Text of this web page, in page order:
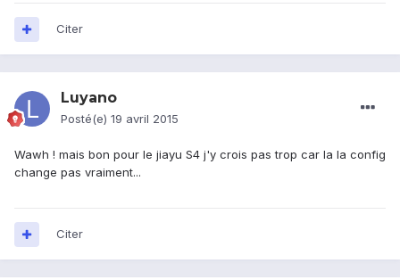
Citer
Luyano
Posté(e) 19 avril 2015
Wawh ! mais bon pour le jiayu S4 j'y crois pas trop car la la config
change pas vraiment...
Citer